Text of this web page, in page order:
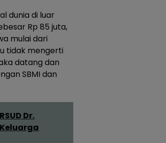
dunia di luar
Rp 85 juta,
mulai dari
tidak mengerti
datang dan
SBMI dan
Dr.